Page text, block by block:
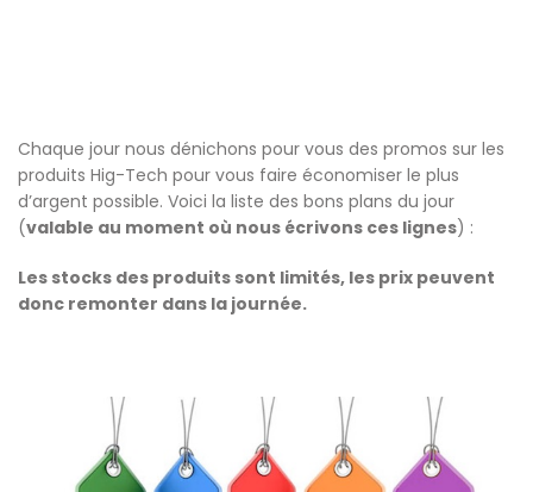
Chaque jour nous dénichons pour vous des promos sur les
produits Hig-Tech pour vous faire économiser le plus
d’argent possible. Voici la liste des bons plans du jour
(valable au moment où nous écrivons ces lignes) :
Les stocks des produits sont limités, les prix peuvent
donc remonter dans la journée.